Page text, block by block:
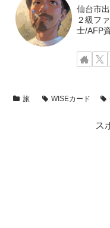
仙台市
２級フ
士/AFP
旅 WISEカード
ス